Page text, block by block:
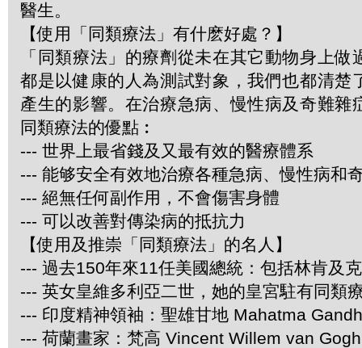
醫生。
【使用「同類療法」有什麽好處？】
「同類療法」的療劑從未在其它動物身上做
都是以健康的人為測試對象，我們也都清楚
產生的影響。在治療急病、慢性病及奇難雜
同類療法的優點︰
--- 世界上最省錢及又最有效的醫療體系
--- 能够安全有效地治療各種急病、慢性病和
--- 絕無任何副作用，不會傷害身體
--- 可以改善對傳染病的抵抗力
【使用及推崇「同類療法」的名人】
--- 過去150年來11任美國總統：包括林肯及
--- 英女皇維多利亞二世，她的皇宮駐有同類
--- 印度精神領袖：聖雄甘地 Mahatma
--- 荷蘭畫家：梵高 Vincent Willem van Gogh